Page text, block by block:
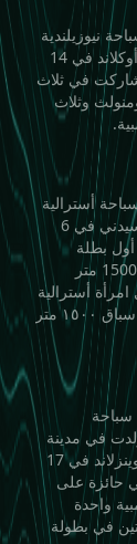
نيوزيلندية
سابقة ولدت في أوكلاند في 14
1987 و شاركت في ثلاث
وثلاث
أسترالية
ولدت في مدينة سيدني في 6
و هي أول بطلة
عالمية في سباق 1500 متر
أسترالية
تفوز بميدالية في سباق ١٥٠٠ متر
سباحة
في مدينة
ريدكليف بولاية كوينزلاند في 17
و هي حائزة على
واحدة
في بطولة